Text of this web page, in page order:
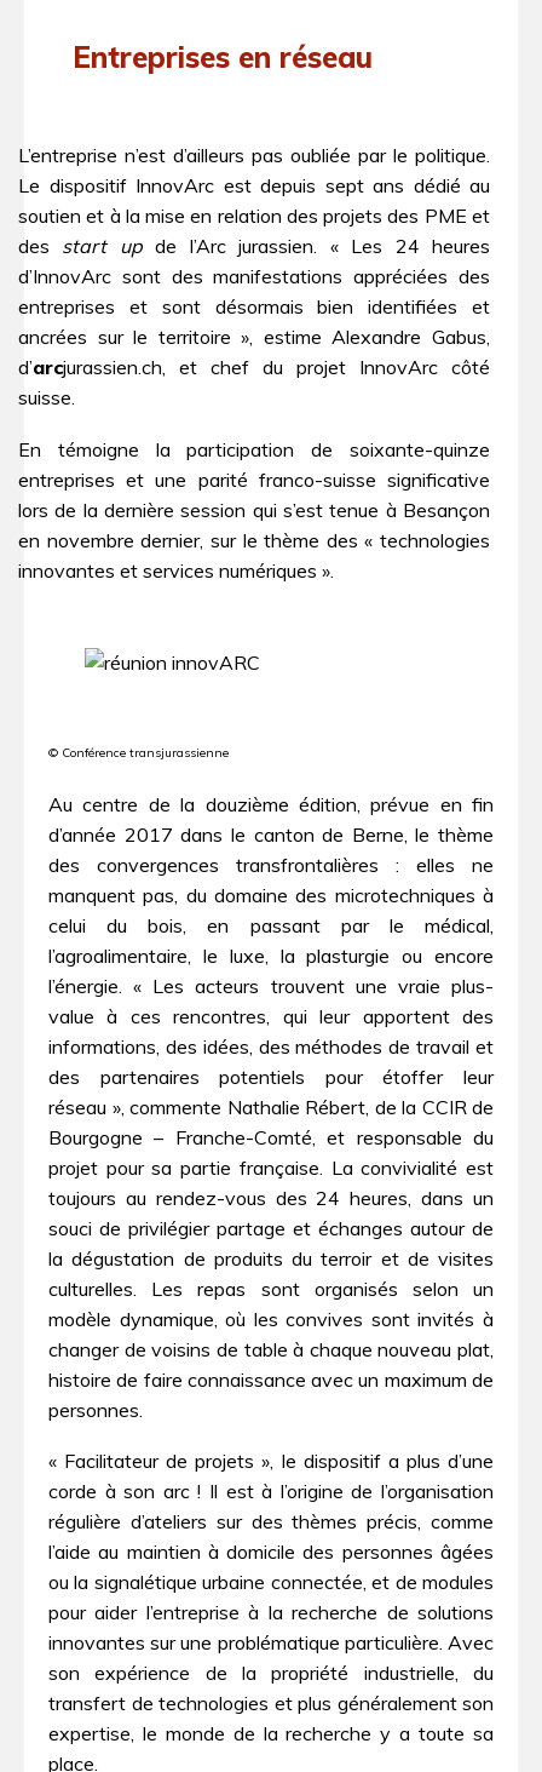
Entreprises en réseau
L’entreprise n’est d’ailleurs pas oubliée par le politique.
Le dispositif InnovArc est depuis sept ans dédié au
soutien et à la mise en relation des projets des PME et
des start upde l’Arc jurassien. « Les 24 heures
d’InnovArc sont des manifestations appréciées des
entreprises et sont désormais bien identifiées et
ancrées sur le territoire », estime Alexandre Gabus,
d’arcjurassien.ch, et chef du projet InnovArc côté
suisse.
En témoigne la participation de soixante-quinze
entreprises et une parité franco-suisse significative
lors de la dernière session qui s’est tenue à Besançon
en novembre dernier, sur le thème des « technologies
innovantes et services numériques ».
© Conférence transjurassienne
Au centre de la douzième édition, prévue en fin
d’année 2017 dans le canton de Berne, le thème
des convergences transfrontalières : elles ne
manquent pas, du domaine des microtechniques à
celui du bois, en passant par le médical,
l’agroalimentaire, le luxe, la plasturgie ou encore
l’énergie. « Les acteurs trouvent une vraie plus-
value à ces rencontres, qui leur apportent des
informations, des idées, des méthodes de travail et
des partenaires potentiels pour étoffer leur
réseau », commente Nathalie Rébert, de la CCIR de
Bourgogne – Franche-Comté, et responsable du
projet pour sa partie française. La convivialité est
toujours au rendez-vous des 24 heures, dans un
souci de privilégier partage et échanges autour de
la dégustation de produits du terroir et de visites
culturelles. Les repas sont organisés selon un
modèle dynamique, où les convives sont invités à
changer de voisins de table à chaque nouveau plat,
histoire de faire connaissance avec un maximum de
personnes.
« Facilitateur de projets », le dispositif a plus d’une
corde à son arc ! Il est à l’origine de l’organisation
régulière d’ateliers sur des thèmes précis, comme
l’aide au maintien à domicile des personnes âgées
ou la signalétique urbaine connectée, et de modules
pour aider l’entreprise à la recherche de solutions
innovantes sur une problématique particulière. Avec
son expérience de la propriété industrielle, du
transfert de technologies et plus généralement son
expertise, le monde de la recherche y a toute sa
place.